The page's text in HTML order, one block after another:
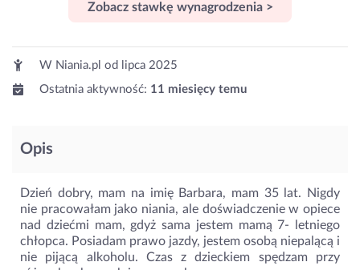
Zobacz stawkę wynagrodzenia >
W Niania.pl od
lipca 2025
Ostatnia aktywność: 11 miesięcy temu
Opis
Dzień dobry, mam na imię Barbara, mam 35 lat. Nigdy
nie pracowałam jako niania, ale doświadczenie w opiece
nad dziećmi mam, gdyż sama jestem mamą 7- letniego
chłopca. Posiadam prawo jazdy, jestem osobą niepalącą i
nie pijącą alkoholu. Czas z dzieckiem spędzam przy